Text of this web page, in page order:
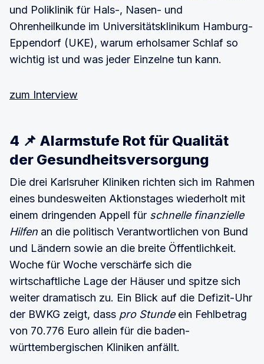
und Poliklinik für Hals-, Nasen- und
Ohrenheilkunde im Universitätsklinikum Hamburg-
Eppendorf (UKE), warum erholsamer Schlaf so
wichtig ist und was jeder Einzelne tun kann.
zum Interview
4 📌 Alarmstufe Rot für Qualität
der Gesundheitsversorgung
Die drei Karlsruher Kliniken richten sich im Rahmen
eines bundesweiten Aktionstages wiederholt mit
einem dringenden Appell für schnelle finanzielle
Hilfen an die politisch Verantwortlichen von Bund
und Ländern sowie an die breite Öffentlichkeit.
Woche für Woche verschärfe sich die
wirtschaftliche Lage der Häuser und spitze sich
weiter dramatisch zu. Ein Blick auf die Defizit-Uhr
der BWKG zeigt, dass pro Stunde ein Fehlbetrag
von 70.776 Euro allein für die baden-
württembergischen Kliniken anfällt.